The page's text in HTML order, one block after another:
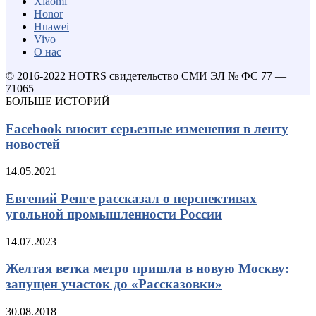
Honor
Huawei
Vivo
О нас
© 2016-2022 HOTRS свидетельство СМИ ЭЛ № ФС 77 —
71065
БОЛЬШЕ ИСТОРИЙ
Facebook вносит серьезные изменения в ленту
новостей
14.05.2021
Евгений Ренге рассказал о перспективах
угольной промышленности России
14.07.2023
Желтая ветка метро пришла в новую Москву:
запущен участок до «Рассказовки»
30.08.2018